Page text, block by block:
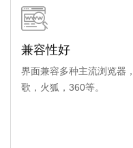
兼容性好
界面兼容多种主流浏览器
歌，火狐，360等。